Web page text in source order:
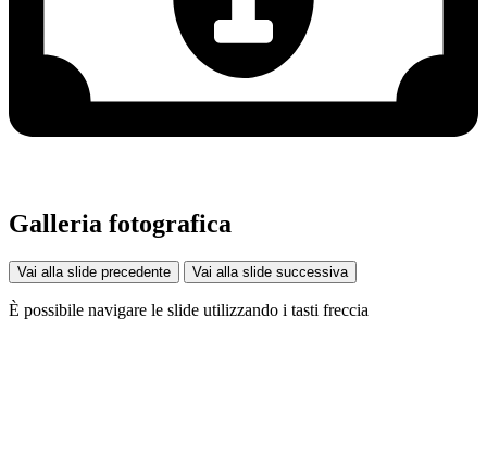
Galleria fotografica
Vai alla slide precedente Vai alla slide successiva
È possibile navigare le slide utilizzando i tasti freccia